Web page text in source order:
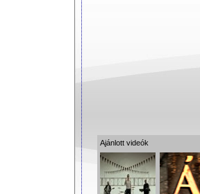
Ajánlott videók